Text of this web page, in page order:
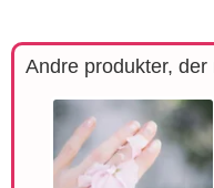
Andre produkter,